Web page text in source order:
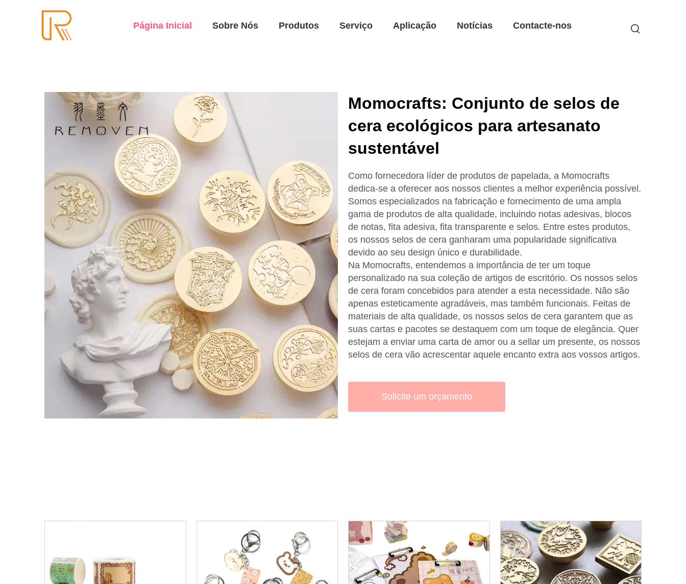
Página Inicial Sobre Nós Produtos Serviço Aplicação Notícias Contacte-nos
Momocrafts: Conjunto de selos de
cera ecológicos para artesanato
sustentável
Como fornecedora líder de produtos de papelada, a Momocrafts
dedica-se a oferecer aos nossos clientes a melhor experiência possível.
Somos especializados na fabricação e fornecimento de uma ampla
gama de produtos de alta qualidade, incluindo notas adesivas, blocos
de notas, fita adesiva, fita transparente e selos. Entre estes produtos,
os nossos selos de cera ganharam uma popularidade significativa
devido ao seu design único e durabilidade.
Na Momocrafts, entendemos a importância de ter um toque
personalizado na sua coleção de artigos de escritório. Os nossos selos
de cera foram concebidos para atender a esta necessidade. Não são
apenas esteticamente agradáveis, mas também funcionais. Feitas de
materiais de alta qualidade, os nossos selos de cera garantem que as
suas cartas e pacotes se destaquem com um toque de elegância. Quer
estejam a enviar uma carta de amor ou a sellar um presente, os nossos
selos de cera vão acrescentar aquele encanto extra aos vossos artigos.
Solicite um orçamento